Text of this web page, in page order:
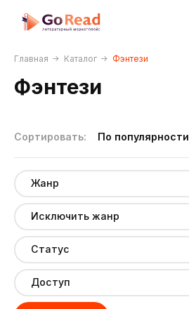
Главная Каталог Фэнтези
Фэнтези
По популярности
Жанр
Исключить жанр
Статус
Доступ